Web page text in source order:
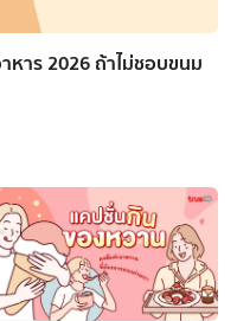
าร 2026 ถ้าไม่ชอบขนม